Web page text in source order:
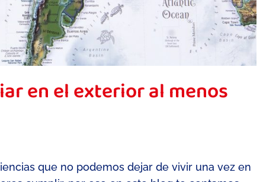
en el exterior al menos
que no podemos dejar de vivir una vez en